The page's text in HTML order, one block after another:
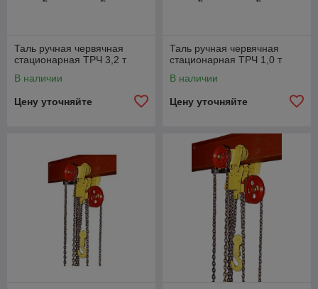
Таль ручная червячная
стационарная ТРЧ 3,2 т
В наличии
Цену уточняйте
Таль ручная червячная
стационарная ТРЧ 1,0 т
В наличии
Цену уточняйте